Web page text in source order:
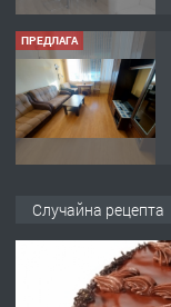
ПРЕДЛАГА
Случайна рецепта